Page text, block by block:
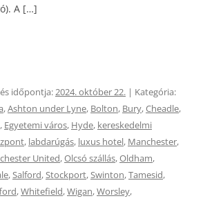
A […]
időpontja:2024. október 22. | Kategória:
,Ashton under Lyne, Bolton, Bury,Cheadle,
, Egyetemi város, Hyde, kereskedelmi
, labdarúgás, luxus hotel, Manchester,
United,Olcsó szállás,Oldham,
,Salford,Stockport,Swinton,Tamesid,
,Whitefield,Wigan,Worsley,